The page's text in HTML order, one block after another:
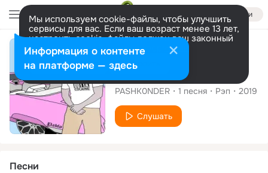
Войти
Мы используем cookie-файлы, чтобы улучшить
сервисы для вас. Если ваш возраст менее 13 лет,
настроить cookie-файлы должен ваш законный
представитель. Больше информации
Разрешить все Настроить
Сингл
Pablo
PASHK0NDER 1 песня Рэп 2019
Слушать
Песни
Информация о контенте
на платформе — здесь